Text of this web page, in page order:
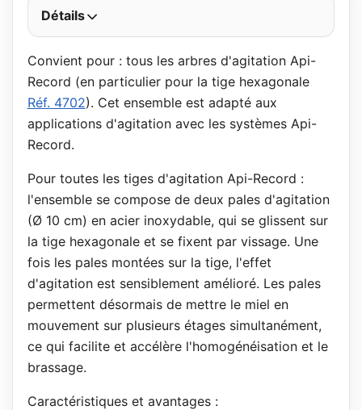
Détails
Convient pour : tous les arbres d'agitation Api-
Record (en particulier pour la tige hexagonale
Réf. 4702). Cet ensemble est adapté aux
applications d'agitation avec les systèmes Api-
Record.
Pour toutes les tiges d'agitation Api-Record :
l'ensemble se compose de deux pales d'agitation
(Ø 10 cm) en acier inoxydable, qui se glissent sur
la tige hexagonale et se fixent par vissage. Une
fois les pales montées sur la tige, l'effet
d'agitation est sensiblement amélioré. Les pales
permettent désormais de mettre le miel en
mouvement sur plusieurs étages simultanément,
ce qui facilite et accélère l'homogénéisation et le
brassage.
Caractéristiques et avantages :